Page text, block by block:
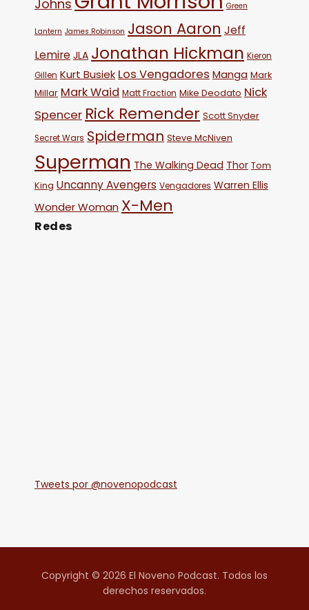
Johns
Green
Lantern James Robinson Jason Aaron Jeff
Lemire JLA Jonathan Hickman Kieron
Gillen Kurt Busiek Los Vengadores Manga Mark
Millar Mark Waid Matt Fraction Mike Deodato Nick
Spencer Rick Remender Scott Snyder
Secret Wars Spiderman Steve McNiven
Superman The Walking Dead Thor Tom
King Uncanny Avengers Vengadores Warren Ellis
Wonder Woman X-Men
Redes
Tweets por @novenopodcast
Copyright © 2026 El Noveno Podcast. Todos los
derechos reservados.